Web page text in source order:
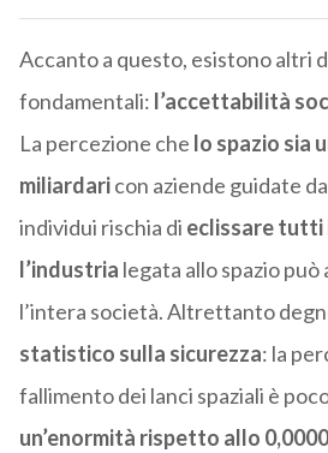
Accanto a questo, esistono altri
fondamentali: l’accettabilità
La percezione che lo spazio sia
miliardaricon aziende guidate
individui rischia di eclissare tutti
l’industria legata allo spazio
l’intera società. Altrettanto
statistico sulla sicurezza: la
fallimento dei lanci spaziali è
un’enormità rispetto allo